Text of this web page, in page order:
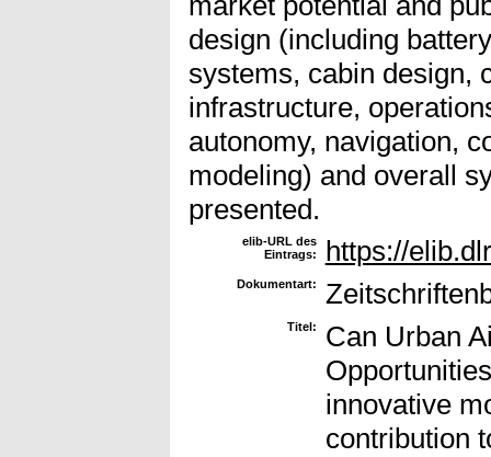
design (including
systems, cabin design,
infrastructure,
autonomy, navigation,
modeling) and overall
presented.
elib-URL des
Eintrags:
https://
Dokumentart:
Titel:
Can Urban
innovative
contribution